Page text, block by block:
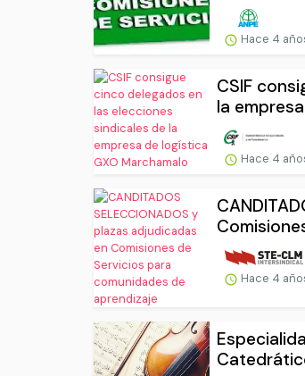
Hace 4
CSIF
la
Hace 4
Hace 4